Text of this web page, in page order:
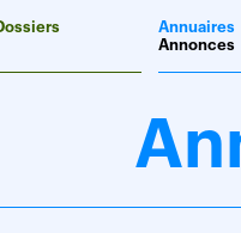
Annuaires
Annonces